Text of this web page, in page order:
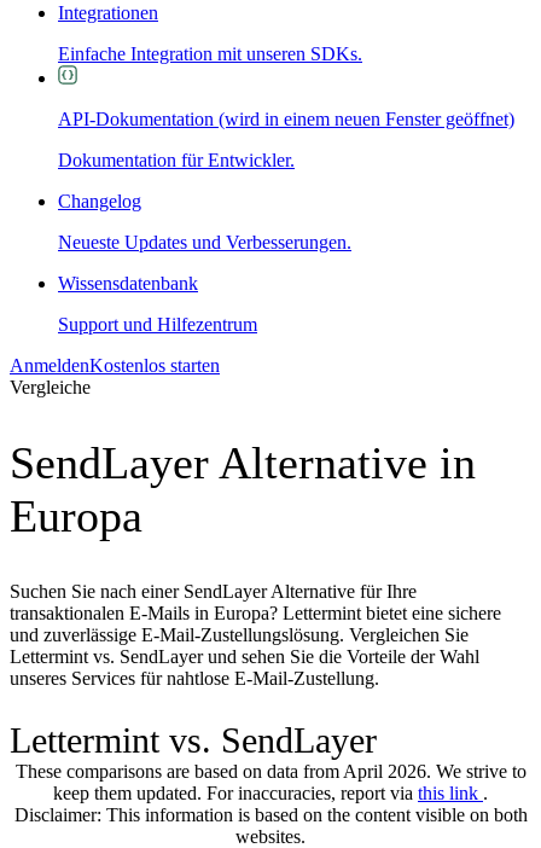
Integrationen
Einfache Integration mit unseren SDKs.
API-Dokumentation (wird in einem neuen Fenster geöffnet)
Dokumentation für Entwickler.
Changelog
Neueste Updates und Verbesserungen.
Wissensdatenbank
Support und Hilfezentrum
AnmeldenKostenlos starten
Vergleiche
SendLayer Alternative in
Europa
Suchen Sie nach einer SendLayer Alternative für Ihre
transaktionalen E-Mails in Europa? Lettermint bietet eine sichere
und zuverlässige E-Mail-Zustellungslösung. Vergleichen Sie
Lettermint vs. SendLayer und sehen Sie die Vorteile der Wahl
unseres Services für nahtlose E-Mail-Zustellung.
Lettermint vs. SendLayer
These comparisons are based on data from April 2026. We strive to
keep them updated. For inaccuracies, report via this link .
Disclaimer: This information is based on the content visible on both
websites.